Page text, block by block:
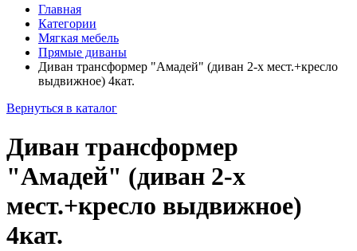
Главная
Категории
Мягкая мебель
Прямые диваны
Диван трансформер "Амадей" (диван 2-х мест.+кресло
выдвижное) 4кат.
Вернуться в каталог
Диван трансформер
"Амадей" (диван 2-х
мест.+кресло выдвижное)
4кат.